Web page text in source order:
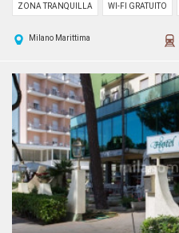
ZONA TRANQUILLA WI-FI GRATUITO
Milano Marittima